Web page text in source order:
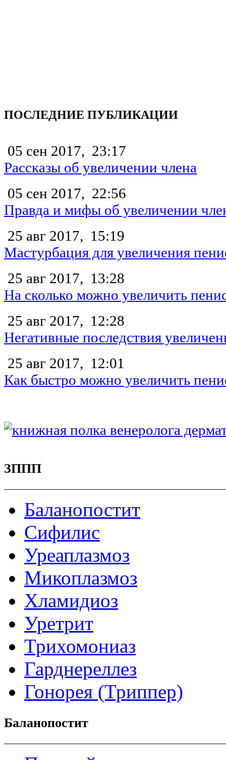
ПОСЛЕДНИЕ ПУБЛИКАЦИИ
05 сен 2017, 23:17
Рассказы об увеличении члена
05 сен 2017, 22:56
Правда и мифы об увеличении
25 авг 2017, 15:19
Мастурбация для увеличения
25 авг 2017, 13:28
На сколько можно увеличить
25 авг 2017, 12:28
Негативные последствия
25 авг 2017, 12:01
Как быстро можно увеличить
ЗППП
Баланопостит
Сифилис
Уреаплазмоз
Микоплазмоз
Хламидиоз
Уретрит
Трихомониаз
Гарднереллез
Гонорея (Триппер)
Баланопостит